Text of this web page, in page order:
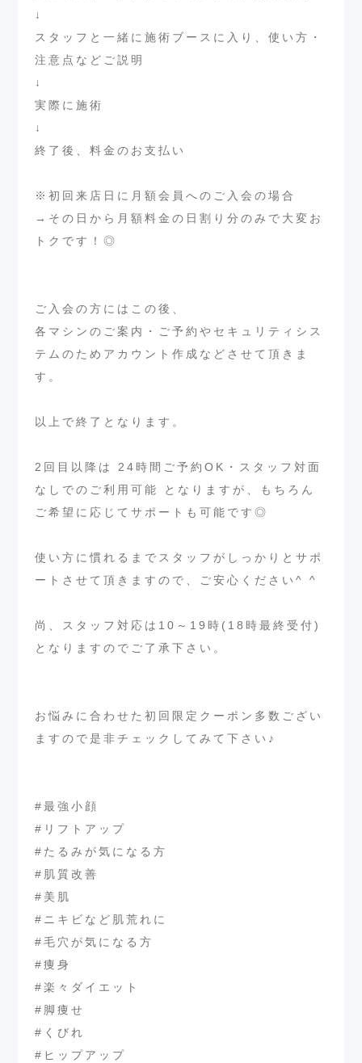
↓
スタッフと一緒に施術ブースに入り、使い方・
注意点などご説明
↓
実際に施術
↓
終了後、料金のお支払い
※初回来店日に月額会員へのご入会の場合
→その日から月額料金の日割り分のみで大変お
トクです！◎
ご入会の方にはこの後、
各マシンのご案内・ご予約やセキュリティシス
テムのためアカウント作成などさせて頂きま
す。
以上で終了となります。
2回目以降は 24時間ご予約OK・スタッフ対面
なしでのご利用可能 となりますが、もちろん
ご希望に応じてサポートも可能です◎
使い方に慣れるまでスタッフがしっかりとサポ
ートさせて頂きますので、ご安心ください^ ^
尚、スタッフ対応は10～19時(18時最終受付)
となりますのでご了承下さい。
お悩みに合わせた初回限定クーポン多数ござい
ますので是非チェックしてみて下さい♪
#最強小顔
#リフトアップ
#たるみが気になる方
#肌質改善
#美肌
#ニキビなど肌荒れに
#毛穴が気になる方
#痩身
#楽々ダイエット
#脚痩せ
#くびれ
#ヒップアップ